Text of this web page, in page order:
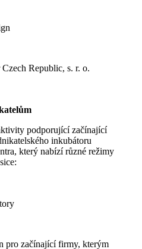
Republic, s. r. o.
podporující začínající
inkubátoru
který nabízí různé režimy
pro začínající firmy, kterým